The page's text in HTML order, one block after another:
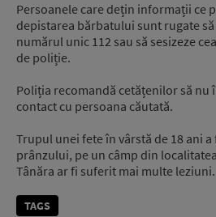
Persoanele care dețin informații ce
depistarea bărbatului sunt rugate
numărul unic 112 sau să sesizeze
de poliție.
Poliția recomandă cetățenilor să nu
contact cu persoana căutată.
Trupul unei fete în vârstă de 18 ani
prânzului, pe un câmp din
Tânăra ar fi suferit mai multe leziuni.
TAGS